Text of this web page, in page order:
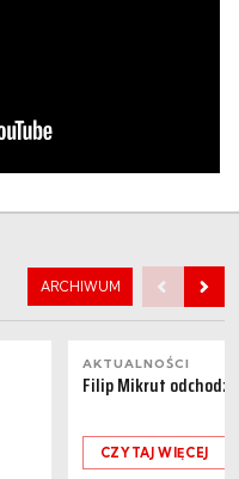
ARCHIWUM
AKTUALNOŚCI
Filip Mikrut
CZYTAJ WIĘCEJ